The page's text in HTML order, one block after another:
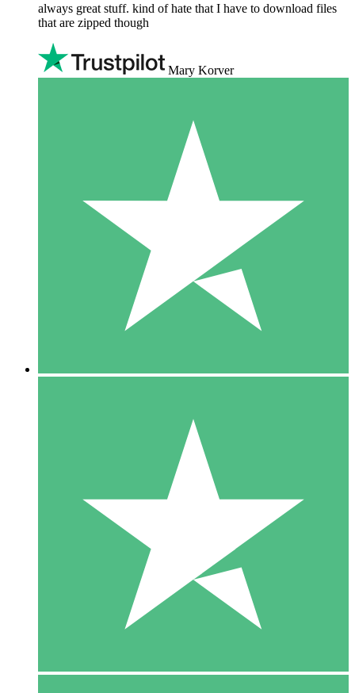
always great stuff. kind of hate that I have to download files
that are zipped though
Mary Korver